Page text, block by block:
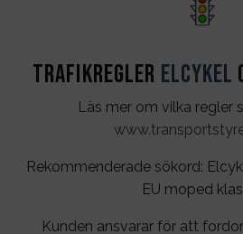
Trafikregler Elcykel
Läs mer om vilka regler
Rekommenderade sökord:
EU moped
Kunden ansvarar för att